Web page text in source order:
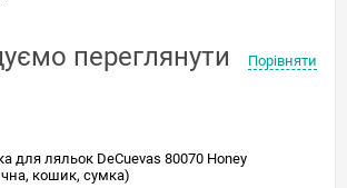
переглянути
Порівняти
для ляльок DeCuevas 80070 Honey
кошик, сумка)